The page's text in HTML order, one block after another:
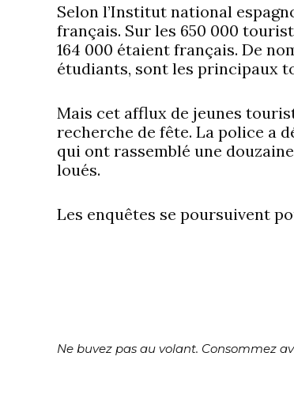
Selon l’Institut national
français. Sur les 650 000
164 000 étaient français. De
étudiants, sont les principaux
Mais cet afflux de jeunes
recherche de fête. La police a
qui ont rassemblé une
loués.
Les enquêtes se poursuivent
Ne buvez pas au volant. Consommez